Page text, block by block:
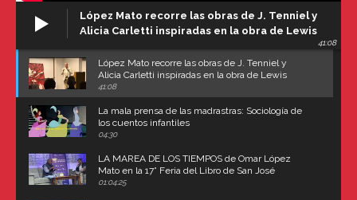
López Mato recorre las obras de J. Tenniel y
Alicia Carletti inspiradas en la obra de Lewis
41:08
López Mato recorre las obras de J. Tenniel y
Alicia Carletti inspiradas en la obra de Lewis
Carroll
41:08
La mala prensa de las madrastras: Sociología de
los cuentos infantiles
04:30
LA MAREA DE LOS TIEMPOS de Omar López
Mato en la 17° Feria del Libro de San José
(Uruguay)
01:04:25